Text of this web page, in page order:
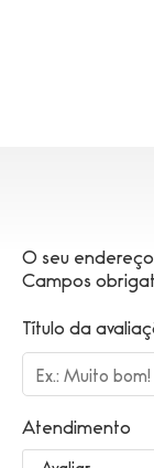
O seu
Campos
Título da
Atendimento